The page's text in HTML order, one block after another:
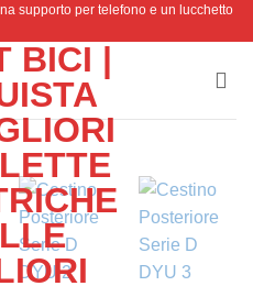
supporto per telefono e un lucchetto